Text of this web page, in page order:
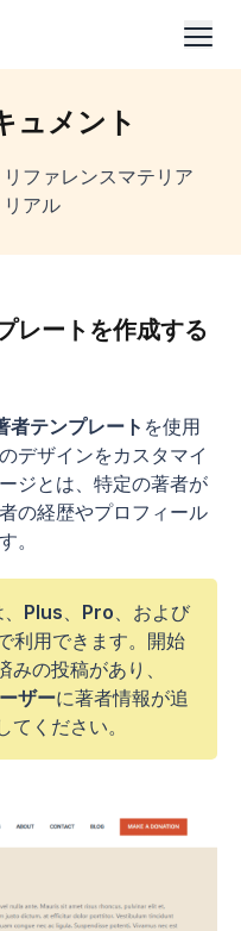
ュメント
ファレンスマテリア
アル
レートを作成する
者テンプレート を使用
デザインをカスタマイ
ジとは、特定の著者が
の経歴やプロフィール
。
Plus、 Pro、および
利用できます。開始
の投稿があり、
ザーに著者情報が追
ください。